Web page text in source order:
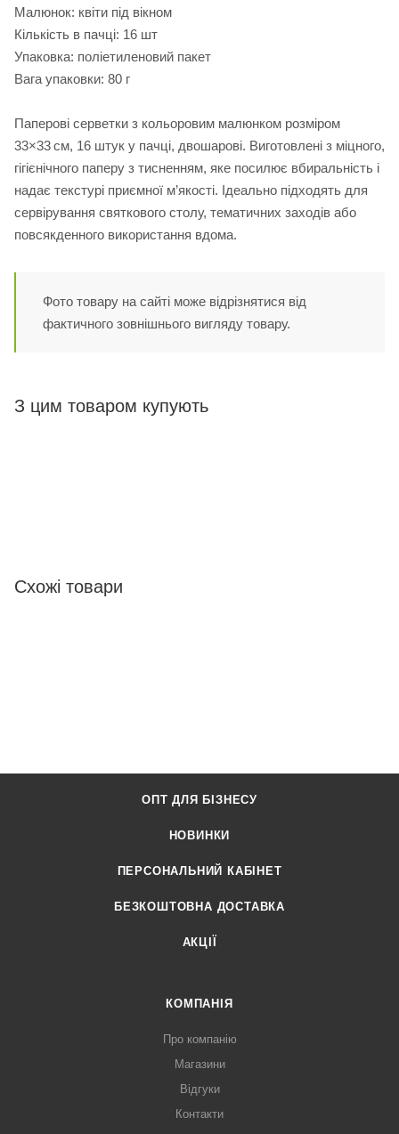
Малюнок: квіти під вікном
Кількість в пачці: 16 шт
Упаковка: поліетиленовий пакет
Вага упаковки: 80 г
Паперові серветки з кольоровим малюнком розміром
33×33 см, 16 штук у пачці, двошарові. Виготовлені з міцного,
гігієнічного паперу з тисненням, яке посилює вбиральність і
надає текстурі приємної м’якості. Ідеально підходять для
сервірування святкового столу, тематичних заходів або
повсякденного використання вдома.
Фото товару на сайті може відрізнятися від
фактичного зовнішнього вигляду товару.
З цим товаром купують
Схожі товари
ОПТ ДЛЯ БІЗНЕСУ
НОВИНКИ
ПЕРСОНАЛЬНИЙ КАБІНЕТ
БЕЗКОШТОВНА ДОСТАВКА
АКЦІЇ
КОМПАНІЯ
Про компанію
Магазини
Відгуки
Контакти